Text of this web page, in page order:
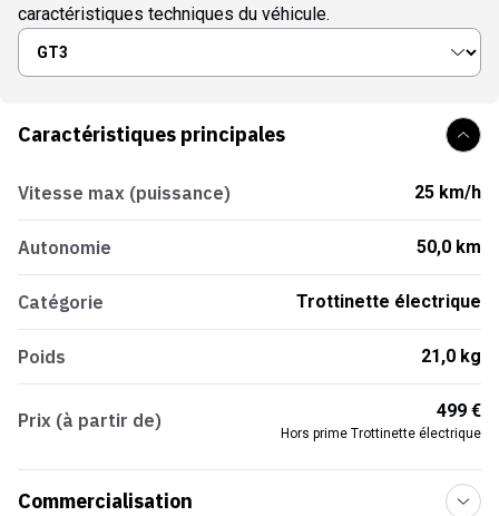
caractéristiques techniques du véhicule.
Caractéristiques principales
Vitesse max (puissance) 25 km/h
Autonomie 50,0 km
Catégorie Trottinette électrique
Poids 21,0 kg
Prix (à partir de) 499 €
Hors prime Trottinette électrique
Commercialisation